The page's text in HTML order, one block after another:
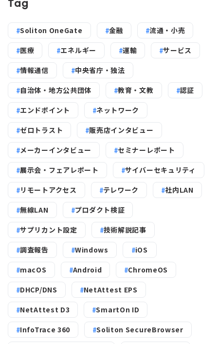
Tag
Soliton OneGate 金融 流通・小売
医療 エネルギー 運輸 サービス
情報通信 中央省庁・独法
自治体・地方公共団体 教育・文教 認証
エンドポイント ネットワーク
ゼロトラスト 販売店インタビュー
メーカーインタビュー セミナーレポート
展示会・フェアレポート サイバーセキュリティ
リモートアクセス テレワーク 社内LAN
無線LAN プロダクト検証
サプリカント設定 技術解説記事
調査報告 Windows iOS
macOS Android ChromeOS
DHCP/DNS NetAttest EPS
NetAttest D3 SmartOn ID
InfoTrace 360 Soliton SecureBrowser